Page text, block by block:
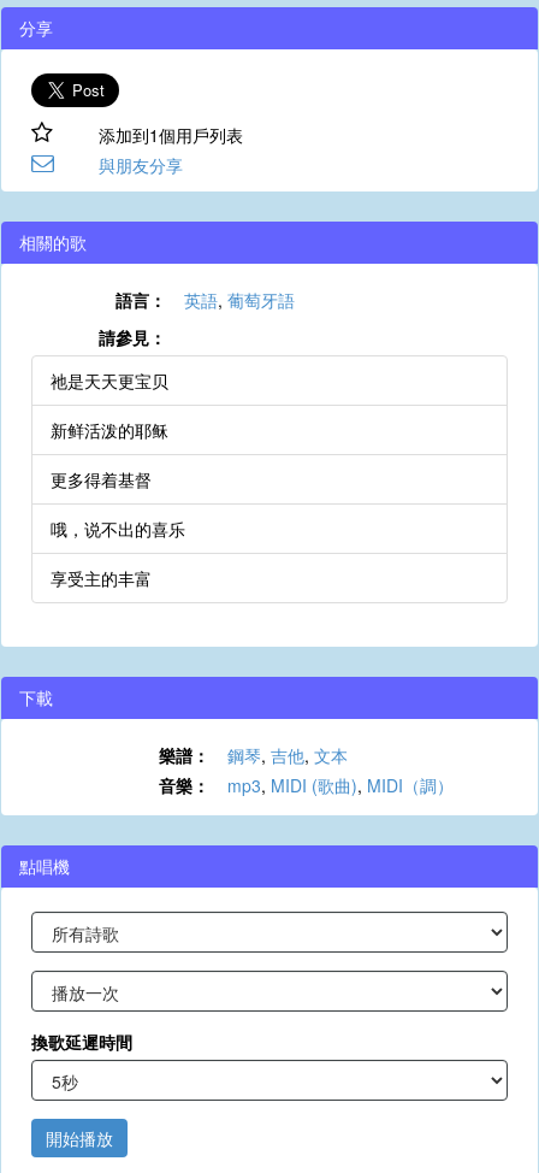
分享
添加到1個用戶列表
與朋友分享
相關的歌
語言： 英語, 葡萄牙語
請參見：
祂是天天更宝贝
新鲜活泼的耶稣
更多得着基督
哦，说不出的喜乐
享受主的丰富
下載
樂譜： 鋼琴, 吉他, 文本
音樂：
mp3, MIDI (歌曲), MIDI（調）
點唱機
換歌延遲時間
開始播放